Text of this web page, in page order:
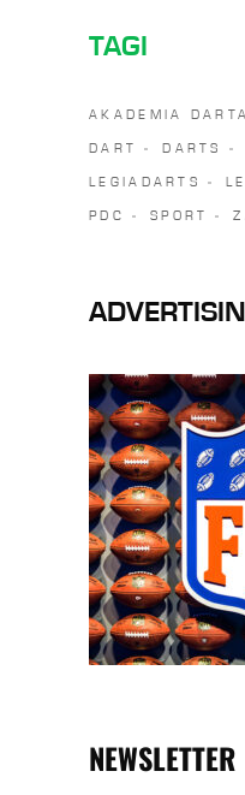
TAGI
AKADEMIA DARTA
DART DARTS
LEGIADARTS
PDC SPORT
NEWSLETTER